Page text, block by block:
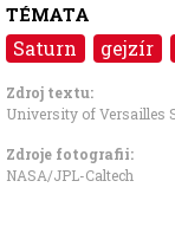
TÉMATA
Saturn gejzír
Zdroj textu:
University of Versailles
Zdroje fotografii:
NASA/JPL-Caltech